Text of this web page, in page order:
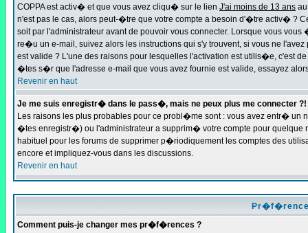
COPPA est activ� et que vous avez cliqu� sur le lien J'ai moins de 13 ans
n'est pas le cas, alors peut-�tre que votre compte a besoin d'�tre activ� ?
soit par l'administrateur avant de pouvoir vous connecter. Lorsque vous
re�u un e-mail, suivez alors les instructions qui s'y trouvent, si vous ne
est valide ? L'une des raisons pour lesquelles l'activation est utilis�e, c'est
�tes s�r que l'adresse e-mail que vous avez fournie est valide, essayez
Revenir en haut
Je me suis enregistr� dans le pass�, mais ne peux plus me connecter ?!
Les raisons les plus probables pour ce probl�me sont : vous avez entr�
�tes enregistr�) ou l'administrateur a supprim� votre compte pour quelque
habituel pour les forums de supprimer p�riodiquement les comptes des
encore et impliquez-vous dans les discussions.
Revenir en haut
Comment puis-je changer mes pr�f�rences ?